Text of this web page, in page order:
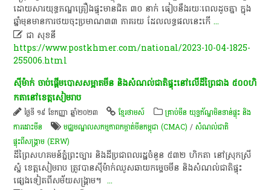
ដោយ​សារ​យុទ្ធភ​ណ្ឌ​គ្រឿង​ផ្ទុះ​មាន​ជិត ​៣០ ​នាក់ ​ធៀប​នឹង​រយៈ​ពេល​ដូចគ្នា​ ក្នុង​
ឆ្នាំ​មុន​មាន​ការ​ថយ​ចុះ​ប្រមាណ​៣៣​ ភាគ​រយ​ ដែលលទ្ធ​ផល​នេះ​កើ...
 ជា សុខនី
https://www.postkhmer.com/national/2023-10-04-1825-
255006.html
​ស៊ី​ម៉ាក់​ ចាប់ផ្តើម​បោសសម្អាត​មីន​ និង​សំណល់​ជាតិ​ផ្ទុះ​នៅ​លើ​ដី​ព្រៃ​ជាង​ ៥០០​ហិ​
កតា​នៅ​ខេត្តសៀមរាប​
ថ្ងៃទី ១៩ ខែកញ្ញា ឆ្នាំ២០២៣ ខ្មែរថាមស៍
គ្រាប់មីន យុទ្ធភ័ណ្ឌមិនទាន់ផ្ទុះ និង
ការដោះមីន
មជ្ឈមណ្ឌល​សកម្មភាពកម្ចាត់​មីន​កម្ពុជា​ (CMAC)​ /សំណល់ជាតិ
ផ្ទុះពីសង្គ្រាម (ERW)
​ដី​ព្រៃ​សហគមន៍​ភ្នំ​ព្រះ​ច្បារ​ និង​ដី​ប្រជាពលរដ្ឋ​ចំនួន​ ៥៣២​ ហិ​កតា​ នៅ​ស្រុក​ស្រី
ស្នំ​ ខេត្តសៀមរាប​ ត្រូវ​បាន​ស៊ី​ម៉ាក់​ឈូស​ឆាយ​កម្ទេច​មីន​ និង​សំណល់​ជាតិ​ផ្ទុះ​
ផ្សេង​ទៀត​ពី​សម័យ​សង្គ្រាម​។​ ​...